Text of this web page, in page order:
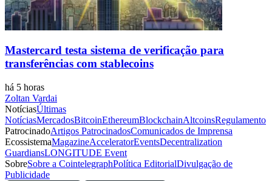
Mastercard testa sistema de verificação para
transferências com stablecoins
há 5 horas
Zoltan Vardai
NotíciasÚltimas
NotíciasMercadosBitcoinEthereumBlockchainAltcoinsRegulamento
PatrocinadoArtigos PatrocinadosComunicados de Imprensa
EcossistemaMagazineAcceleratorEventsDecentralization
GuardiansLONGITUDE Event
SobreSobre a CointelegraphPolítica EditorialDivulgação de
Publicidade